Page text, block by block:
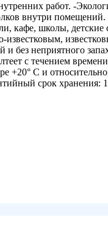
работ. -
внутри
школы,
и без неприятного
с течением
+20° С и
срок хранения: